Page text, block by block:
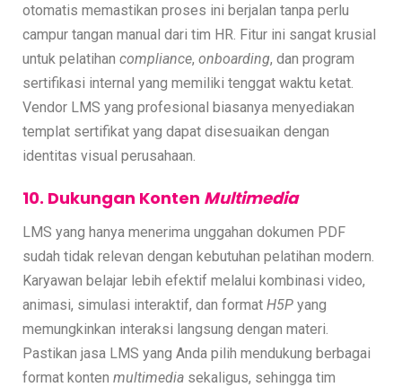
otomatis memastikan proses ini berjalan tanpa perlu
campur tangan manual dari tim HR. Fitur ini sangat krusial
untuk pelatihan compliance, onboarding, dan program
sertifikasi internal yang memiliki tenggat waktu ketat.
Vendor LMS yang profesional biasanya menyediakan
templat sertifikat yang dapat disesuaikan dengan
identitas visual perusahaan.
10. Dukungan Konten Multimedia
LMS yang hanya menerima unggahan dokumen PDF
sudah tidak relevan dengan kebutuhan pelatihan modern.
Karyawan belajar lebih efektif melalui kombinasi video,
animasi, simulasi interaktif, dan format H5P yang
memungkinkan interaksi langsung dengan materi.
Pastikan jasa LMS yang Anda pilih mendukung berbagai
format konten multimedia sekaligus, sehingga tim